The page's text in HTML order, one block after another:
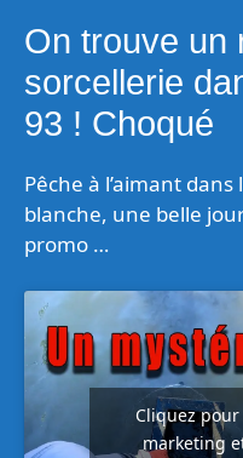
On trouve un
sorcellerie
93 ! Choqué
Pêche à l’aimant
blanche, une belle
promo …
Cliquez
marketing